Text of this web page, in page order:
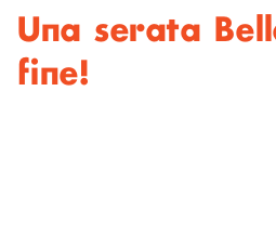
Una serata
fine!